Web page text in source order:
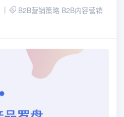
B2B营销策略 B2B内容营销